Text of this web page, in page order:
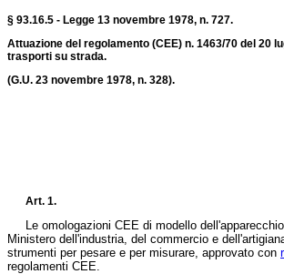
§ 93.16.5 - Legge 13 novembre 1978, n. 727.
Attuazione del regolamento (CEE) n. 1463/70 del
trasporti su strada.
(G.U. 23 novembre 1978, n. 328).
Art. 1.
Le omologazioni CEE di modello
Ministero dell'industria, del commercio e
strumenti per pesare e per misurare, approvato con
regolamenti CEE.